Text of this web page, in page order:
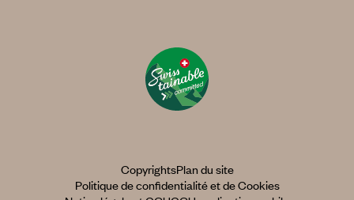
CopyrightsPlan du site
Politique de confidentialité et de Cookies